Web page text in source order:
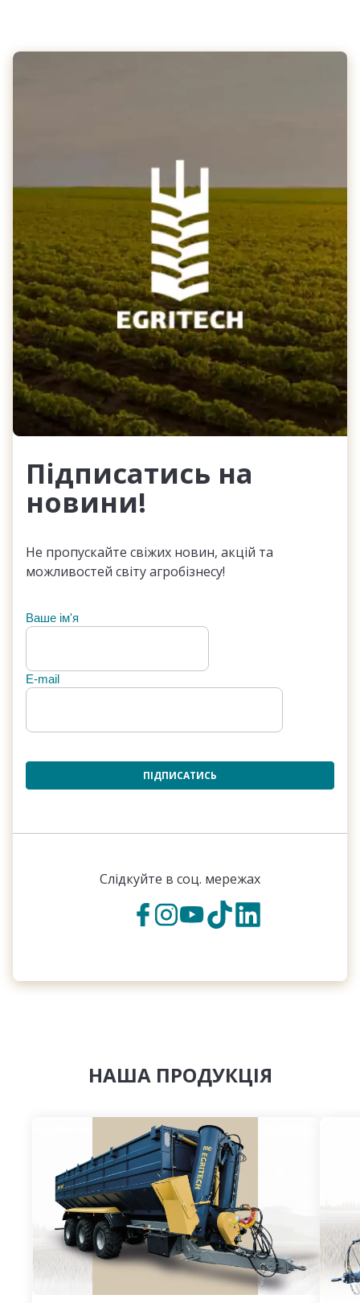
Підписатись на
новини!
Не пропускайте свіжих новин, акцій та
можливостей світу агробізнесу!
Ваше ім'я
E-mail
ПІДПИСАТИСЬ
Слідкуйте в соц. мережах
НАША ПРОДУКЦІЯ